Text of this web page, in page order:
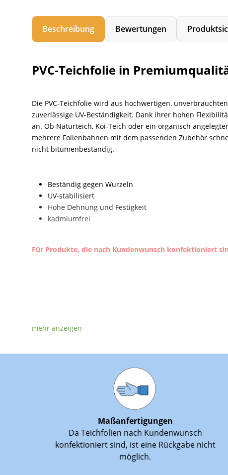
Beschreibung Bewertungen
PVC-Teichfolie in
Die PVC-Teichfolie wird aus hochwertigen,
zuverlässige UV-Beständigkeit. Dank ihrer hohen
an. Ob Naturteich, Koi-Teich oder ein organisch
mehrere Folienbahnen mit dem passenden Zubehör
nicht bitumenbeständig.
Beständig gegen Wurzeln
UV-stabilisiert
Hohe Dehnung und Festigkeit
kadmiumfrei
Für Produkte, die nach Kundenwunsch konfektioniert
Maßanfertigungen
Da Teichfolien nach Kundenwunsch
konfektioniert sind, ist eine Rückgabe nicht
möglich.